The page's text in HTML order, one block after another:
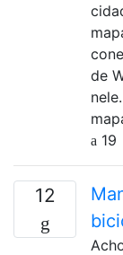
de
19
12